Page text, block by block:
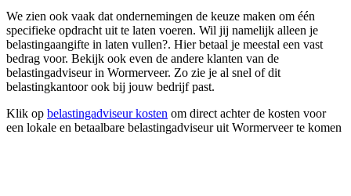
We zien ook vaak dat ondernemingen de keuze maken om één
specifieke opdracht uit te laten voeren. Wil jij namelijk alleen je
belastingaangifte in laten vullen?. Hier betaal je meestal een vast
bedrag voor. Bekijk ook even de andere klanten van de
belastingadviseur in Wormerveer. Zo zie je al snel of dit
belastingkantoor ook bij jouw bedrijf past.
Klik op belastingadviseur kosten om direct achter de kosten voor
een lokale en betaalbare belastingadviseur uit Wormerveer te komen